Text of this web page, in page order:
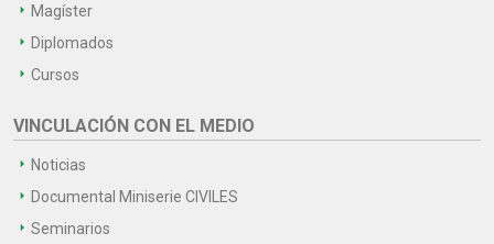
Magíster
Diplomados
Cursos
VINCULACIÓN CON EL MEDIO
Noticias
Documental Miniserie CIVILES
Seminarios